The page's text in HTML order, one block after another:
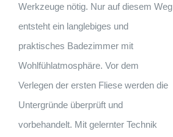
Werkzeuge nötig. Nur auf diesem Weg
entsteht ein langlebiges und
praktisches Badezimmer mit
Wohlfühlatmosphäre. Vor dem
Verlegen der ersten Fliese werden die
Untergründe überprüft und
vorbehandelt. Mit gelernter Technik